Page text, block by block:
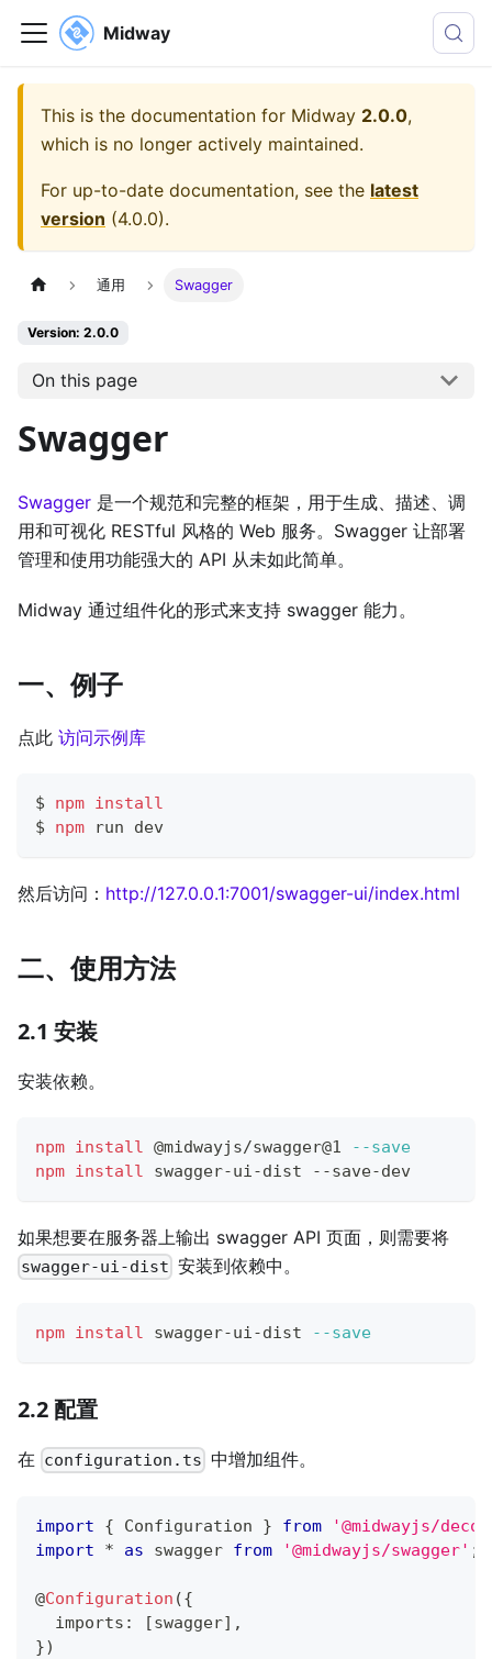
Midway
This is the documentation for Midway 2.0.0,
which is no longer actively maintained.
For up-to-date documentation, see the latest
version (4.0.0).
通用 Swagger
Version: 2.0.0
On this page
Swagger
Swagger 是一个规范和完整的框架，用于生成、描述、调
用和可视化 RESTful 风格的 Web 服务。Swagger 让部署
管理和使用功能强大的 API 从未如此简单。
Midway 通过组件化的形式来支持 swagger 能力。
一、例子
点此 访问示例库
$ npm install
$ npm run dev
然后访问： http://127.0.0.1:7001/swagger-ui/index.html
二、使用方法
2.1 安装
安装依赖。
npm install @midwayjs/swagger@1
--save
npm install swagger-ui-dist --save-dev
如果想要在服务器上输出 swagger API 页面，则需要将
swagger-ui-dist 安装到依赖中。
npm install swagger-ui-dist --save
2.2 配置
在 configuration.ts 中增加组件。
import { Configuration } from
'@midwayjs/
import
* as swagger from '@midwayjs/swagger' ;
@Configuration ({
  imports
: [swagger] ,
})